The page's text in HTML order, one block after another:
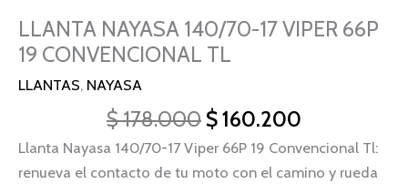
LLANTA NAYASA 140/70-17 VIPER 66P
19 CONVENCIONAL TL
LLANTAS, NAYASA
$178.000 $160.200
Llanta Nayasa 140/70-17 Viper 66P 19 Convencional Tl:
renueva el contacto de tu moto con el camino y rueda